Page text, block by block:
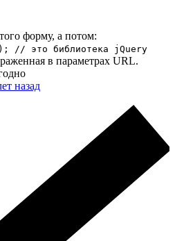
форму, а потом:
это библиотека jQuery
в параметрах URL.
назад